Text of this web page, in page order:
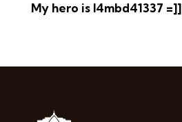
My hero is l4mbd41337 =]]